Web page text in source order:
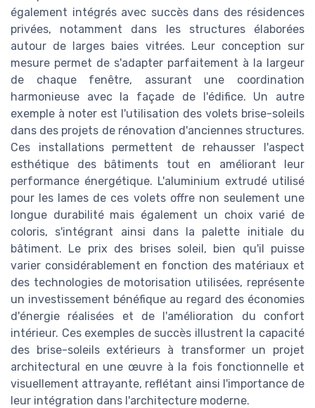
également intégrés avec succès dans des résidences
privées, notamment dans les structures élaborées
autour de larges baies vitrées. Leur conception sur
mesure permet de s'adapter parfaitement à la largeur
de chaque fenêtre, assurant une coordination
harmonieuse avec la façade de l'édifice. Un autre
exemple à noter est l'utilisation des volets brise-soleils
dans des projets de rénovation d'anciennes structures.
Ces installations permettent de rehausser l'aspect
esthétique des bâtiments tout en améliorant leur
performance énergétique. L'aluminium extrudé utilisé
pour les lames de ces volets offre non seulement une
longue durabilité mais également un choix varié de
coloris, s'intégrant ainsi dans la palette initiale du
bâtiment. Le prix des brises soleil, bien qu'il puisse
varier considérablement en fonction des matériaux et
des technologies de motorisation utilisées, représente
un investissement bénéfique au regard des économies
d'énergie réalisées et de l'amélioration du confort
intérieur. Ces exemples de succès illustrent la capacité
des brise-soleils extérieurs à transformer un projet
architectural en une œuvre à la fois fonctionnelle et
visuellement attrayante, reflétant ainsi l'importance de
leur intégration dans l'architecture moderne.